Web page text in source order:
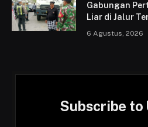
Gabungan
Liar di Jalur
6 Agustus, 2026
Subscribe to